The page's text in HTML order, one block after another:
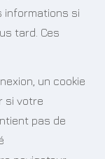
informations si
tard. Ces
un cookie
si votre
pas de